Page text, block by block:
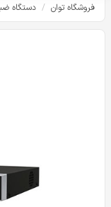
فروشگاه توان / دستگاه